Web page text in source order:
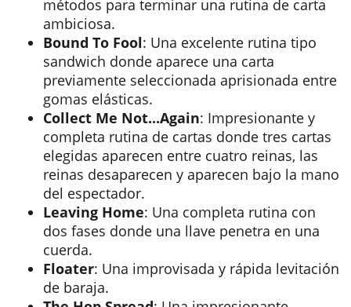
métodos para terminar una rutina de carta
ambiciosa.
Bound To Fool: Una excelente rutina tipo
sandwich donde aparece una carta
previamente seleccionada aprisionada entre
gomas elásticas.
Collect Me Not...Again: Impresionante y
completa rutina de cartas donde tres cartas
elegidas aparecen entre cuatro reinas, las
reinas desaparecen y aparecen bajo la mano
del espectador.
Leaving Home: Una completa rutina con
dos fases donde una llave penetra en una
cuerda.
Floater: Una improvisada y rápida levitación
de baraja.